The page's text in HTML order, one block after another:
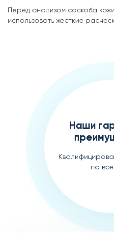
Перед анализом соскоба кожи
использовать жесткие
Наши
по